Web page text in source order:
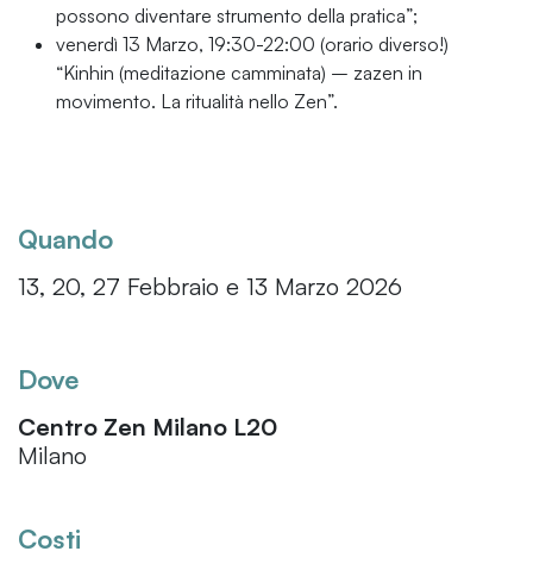
possono diventare strumento della pratica”;
venerdì 13 Marzo, 19:30-22:00 (orario diverso!)
“Kinhin (meditazione camminata) – zazen in
movimento. La ritualità nello Zen”.
Quando
13, 20, 27 Febbraio e 13 Marzo 2026
Dove
Centro Zen Milano L20
Milano
Costi